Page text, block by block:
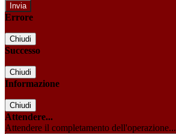
Errore
Chiudi
Successo
Chiudi
Informazione
Chiudi
Attendere...
Attendere il completamento dell'operazione...